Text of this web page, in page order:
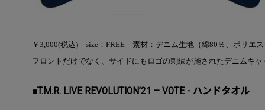
￥3,000(税込) size：FREE 素材：デニム生地（綿80％、ポリエ
フロントだけでなく、サイドにもロゴの刺繍が施されたデニムキャ
■T.M.R. LIVE REVOLUTION’21 – VOTE - ハンドタオル